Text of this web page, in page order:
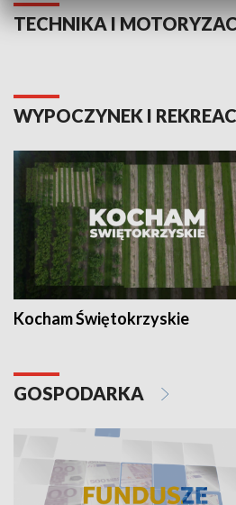
TECHNIKA I
WYPOCZYNEK I
Kocham Świętokrzyskie
GOSPODARKA